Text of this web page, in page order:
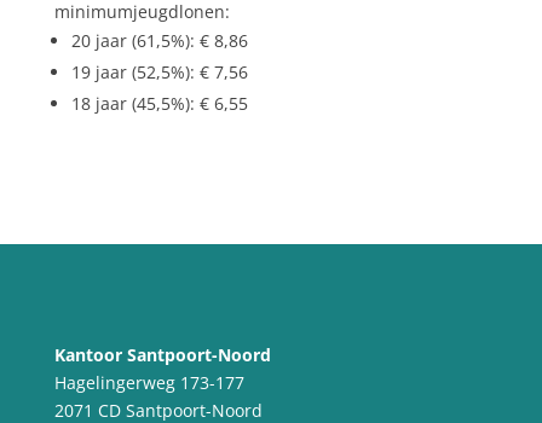
minimumjeugdlonen:
20 jaar (61,5%): € 8,86
19 jaar (52,5%): € 7,56
18 jaar (45,5%): € 6,55
Kantoor Santpoort-Noord
Hagelingerweg 173-177
2071 CD Santpoort-Noord